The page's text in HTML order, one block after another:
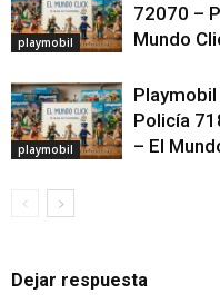
playmobil
72070 –
Mundo
playmobil
Policía
– El
Dejar respuesta